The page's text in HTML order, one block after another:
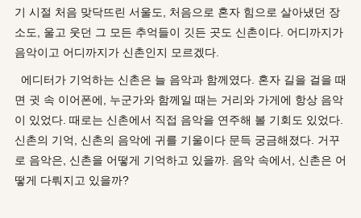
기 시절 처음 맞닥뜨린 서울도, 처음으로 혼자 힘으로 살아냈던 장
소도, 울고 웃던 그 모든 추억들이 깃든 곳도 신촌이다. 어디까지가
음악이고 어디까지가 신촌인지 모르겠다.
에디터가 기억하는 신촌은 늘 음악과 함께였다. 혼자 길을 걸을 때
면 귓 속 이어폰에, 누군가와 함께일 때는 거리와 가게에 항상 음악
이 있었다. 때로는 신촌에서 직접 음악을 연주해 볼 기회도 있었다.
신촌의 기억, 신촌의 음악에 귀를 기울이다 문득 궁금해졌다. 거꾸
로 음악은, 신촌을 어떻게 기억하고 있을까. 음악 속에서, 신촌은 어
떻게 다뤄지고 있을까?